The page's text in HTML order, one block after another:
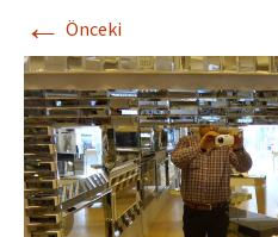
← Önceki